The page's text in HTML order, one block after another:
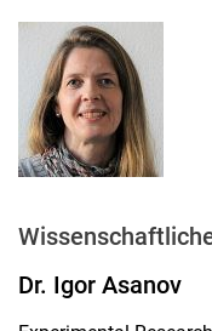
Dr. Igor Asanov